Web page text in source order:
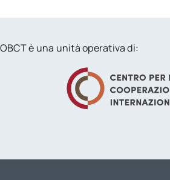
OBCT è una unità operativa di: